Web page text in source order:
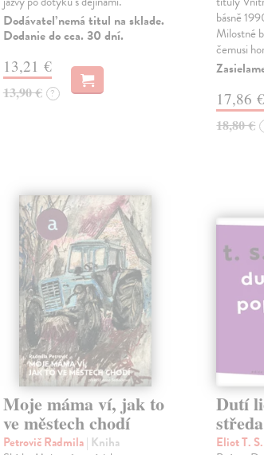
Dodávateľ nemá titul na sklade.
Dodanie do cca. 30 dní.
13,21 €
13,90 € ?
básně
Milostné
čemusi
17,86 €
18,80 €
Moje máma ví, jak to
ve městech chodí
Petrovič Radmila| Kniha
Dutí
středa
Eliot T. S.